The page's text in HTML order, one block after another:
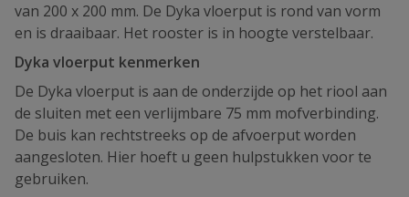
van 200 x 200 mm. De Dyka vloerput is rond van vorm
en is draaibaar. Het rooster is in hoogte verstelbaar.
Dyka vloerput kenmerken
De Dyka vloerput is aan de onderzijde op het riool aan
de sluiten met een verlijmbare 75 mm mofverbinding.
De buis kan rechtstreeks op de afvoerput worden
aangesloten. Hier hoeft u geen hulpstukken voor te
gebruiken.